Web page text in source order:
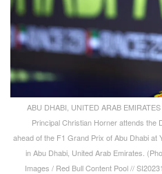
ABU DHABI, UNITED ARAB
Principal Christian Horner attends
ahead of the F1 Grand Prix of Abu Dhabi
in Abu Dhabi, United Arab Emirates.
Images / Red Bull Content Pool //